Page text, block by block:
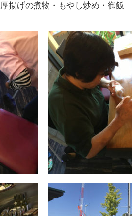
揚げの煮物・もやし炒め・御飯